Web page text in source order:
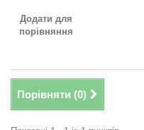
Додати для
порівняння
Порівняти (0)